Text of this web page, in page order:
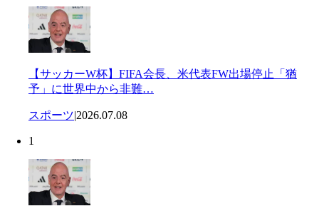
【サッカーW杯】FIFA会長、米代表FW出場停止「猶
予」に世界中から非難…
スポーツ|2026.07.08
1